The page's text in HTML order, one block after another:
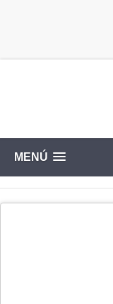
MENÚ